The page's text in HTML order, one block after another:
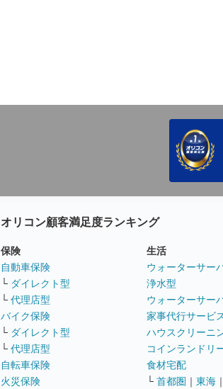
オリコン顧客満足度ランキング
保険
自動車保険
└ ダイレクト型
└ 代理店型
バイク保険
└ ダイレクト型
└ 代理店型
自転車保険
火災保険
生活
ウォーターサー
浄水型
ウォーターサー
家事代行サービ
ハウスクリーニ
コインランドリ
食材宅配
└ 首都圏 ｜ 東海 ｜